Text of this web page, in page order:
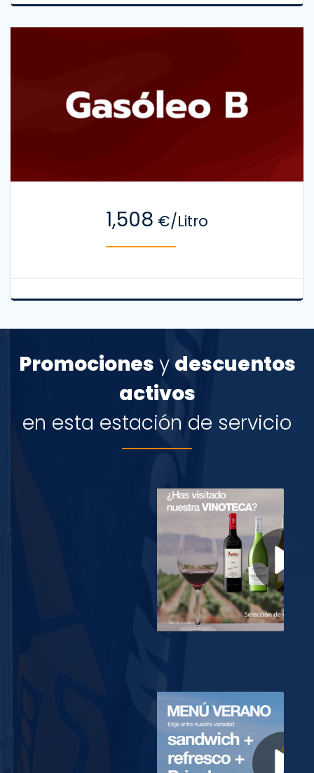
1,508 €/Litro
Promociones y descuentos
activos
en esta estación de servicio